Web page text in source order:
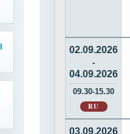
02.09.2026
-
04.09.2026
09.30-15.30
RU
03.09.2026